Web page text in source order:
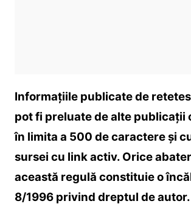
Informațiile publicate de
pot fi preluate de alte publicații
în limita a 500 de caractere și
sursei cu link activ. Orice
această regulă constituie o
8/1996 privind dreptul de autor.